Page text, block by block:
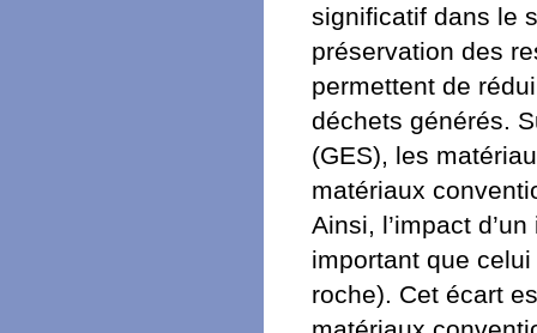
significatif dans le
préservation des
permettent de
déchets générés.
(GES), les
matériaux
Ainsi, l’impact
important que
roche). Cet écart